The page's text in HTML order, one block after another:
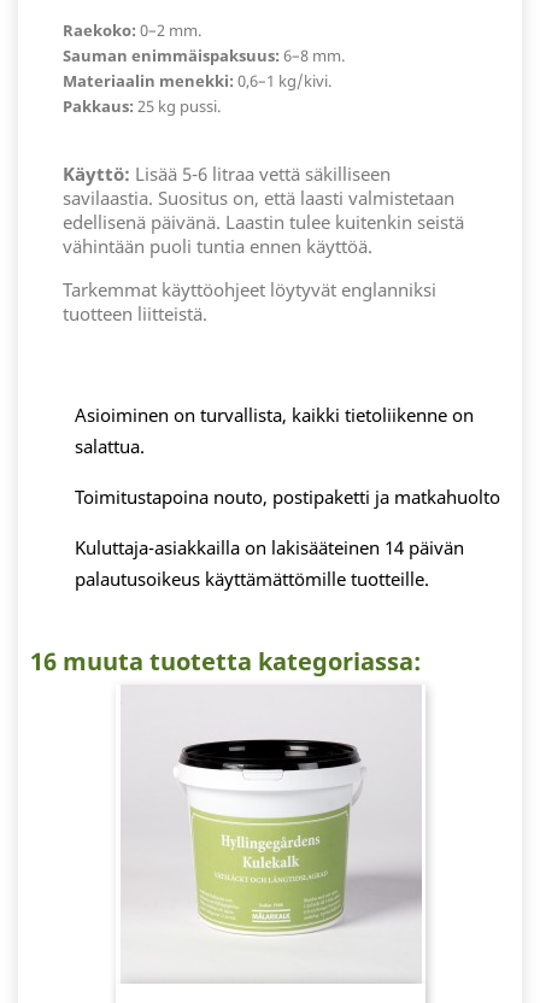
Raekoko: 0–2 mm.
Sauman enimmäispaksuus: 6–8 mm.
Materiaalin menekki: 0,6–1 kg/kivi.
Pakkaus: 25 kg pussi.
Käyttö: Lisää 5-6 litraa vettä säkilliseen
savilaastia. Suositus on, että laasti valmistetaan
edellisenä päivänä. Laastin tulee kuitenkin seistä
vähintään puoli tuntia ennen käyttöä.
Tarkemmat käyttöohjeet löytyvät englanniksi
tuotteen liitteistä.
Asioiminen on turvallista, kaikki tietoliikenne on
salattua.
Toimitustapoina nouto, postipaketti ja matkahuolto
Kuluttaja-asiakkailla on lakisääteinen 14 päivän
palautusoikeus käyttämättömille tuotteille.
16 muuta tuotetta kategoriassa: